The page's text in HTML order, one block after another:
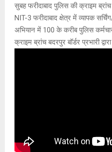
सुबह फरीदाबाद पुलिस की क्राइम ब्रांच
NIT-3 फरीदाबाद क्षेत्र में व्यापक
अभियान में 100 के करीब पुलिस
क्राइम ब्रांच बदरपुर बॉर्डर प्रभारी